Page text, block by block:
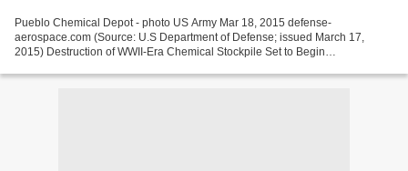
Pueblo Chemical Depot - photo US Army Mar 18, 2015 defense-
aerospace.com (Source: U.S Department of Defense; issued March 17,
2015) Destruction of WWII-Era Chemical Stockpile Set to Begin